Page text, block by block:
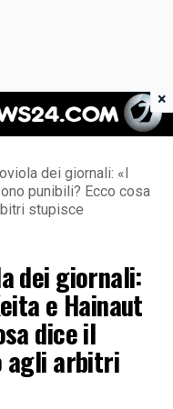
24
dei giornali: «I
punibili? Ecco cosa
stupisce
dei giornali:
e Hainaut
dice il
agli arbitri
×